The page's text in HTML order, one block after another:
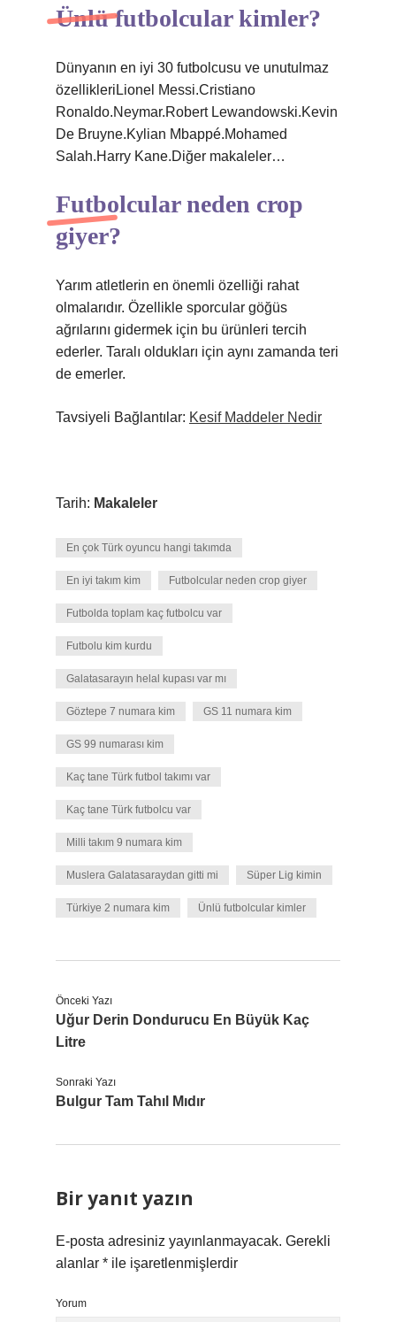
Ünlü futbolcular kimler?
Dünyanın en iyi 30 futbolcusu ve unutulmaz
özellikleriLionel Messi.Cristiano
Ronaldo.Neymar.Robert Lewandowski.Kevin
De Bruyne.Kylian Mbappé.Mohamed
Salah.Harry Kane.Diğer makaleler…
Futbolcular neden crop
giyer?
Yarım atletlerin en önemli özelliği rahat
olmalarıdır. Özellikle sporcular göğüs
ağrılarını gidermek için bu ürünleri tercih
ederler. Taralı oldukları için aynı zamanda teri
de emerler.
Tavsiyeli Bağlantılar: Kesif Maddeler Nedir
Tarih: Makaleler
En çok Türk oyuncu hangi takımda
En iyi takım kim Futbolcular neden crop giyer
Futbolda toplam kaç futbolcu var
Futbolu kim kurdu
Galatasarayın helal kupası var mı
Göztepe 7 numara kim GS 11 numara kim
GS 99 numarası kim
Kaç tane Türk futbol takımı var
Kaç tane Türk futbolcu var
Milli takım 9 numara kim
Muslera Galatasaraydan gitti mi Süper Lig kimin
Türkiye 2 numara kim Ünlü futbolcular kimler
Önceki Yazı
Uğur Derin Dondurucu En Büyük Kaç
Litre
Sonraki Yazı
Bulgur Tam Tahıl Mıdır
Bir yanıt yazın
E-posta adresiniz yayınlanmayacak. Gerekli
alanlar * ile işaretlenmişlerdir
Yorum